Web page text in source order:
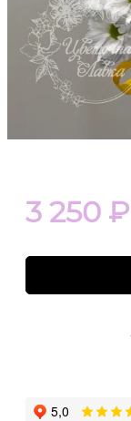
3 250 ₽